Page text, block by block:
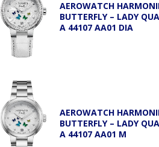
AEROWATCH
BUTTERFLY – LADY
A 44107 AA01 DIA
AEROWATCH
BUTTERFLY – LADY
A 44107 AA01 M